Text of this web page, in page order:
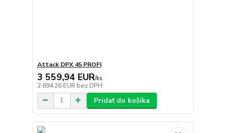
Attack DPX 45 PROFI
3 559,94 EUR/ks
2 894,26 EUR bez DPH
Pridať do košíka